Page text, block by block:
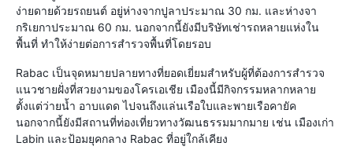
ง่ายดายด้วยรถยนต์ อยู่ห่างจากปูลาประมาณ 30 กม. และห่างจา
กริเยกาประมาณ 60 กม. นอกจากนี้ยังมีบริษัทเช่ารถหลายแห่งใน
พื้นที่ ทำให้ง่ายต่อการสำรวจพื้นที่โดยรอบ
Rabac เป็นจุดหมายปลายทางที่ยอดเยี่ยมสำหรับผู้ที่ต้องการสำรวจ
แนวชายฝั่งที่สวยงามของโครเอเชีย เมืองนี้มีกิจกรรมหลากหลาย
ตั้งแต่ว่ายน้ำ อาบแดด ไปจนถึงแล่นเรือใบและพายเรือคายัค
นอกจากนี้ยังมีสถานที่ท่องเที่ยวทางวัฒนธรรมมากมาย เช่น เมืองเก่า
Labin และป้อมยุคกลาง Rabac ที่อยู่ใกล้เคียง